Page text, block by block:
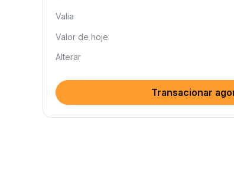
Valia
Valor de hoje
Alterar
Transacionar